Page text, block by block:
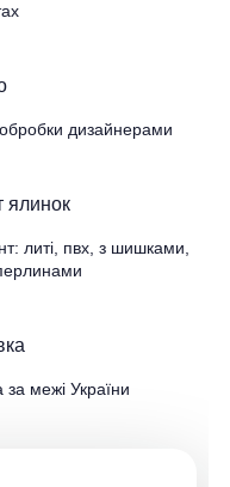
дизайнерами
ялинок
литі, пвх, з шишками,
за межі України